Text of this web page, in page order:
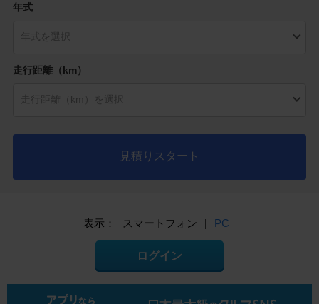
年式
走行距離（km）
見積りスタート
表示： スマートフォン | PC
ログイン